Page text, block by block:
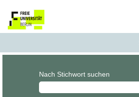
Nach Stichwort suchen